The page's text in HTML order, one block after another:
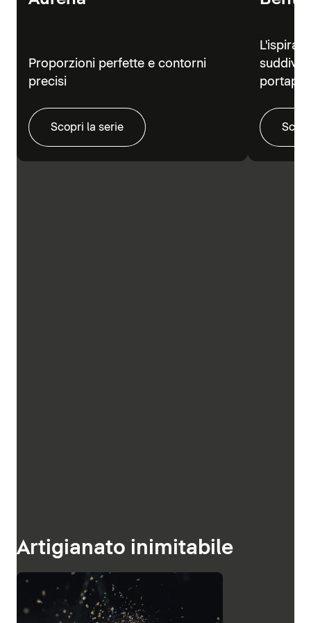
Proporzioni perfette e contorni
precisi
Scopri la serie
Artigianato inimitabile